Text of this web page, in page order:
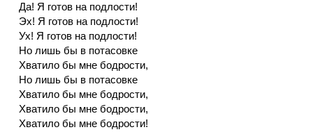
Да! Я готов на подлости!
Эх! Я готов на подлости!
Ух! Я готов на подлости!
Но лишь бы в потасовке
Хватило бы мне бодрости,
Но лишь бы в потасовке
Хватило бы мне бодрости,
Хватило бы мне бодрости,
Хватило бы мне бодрости!